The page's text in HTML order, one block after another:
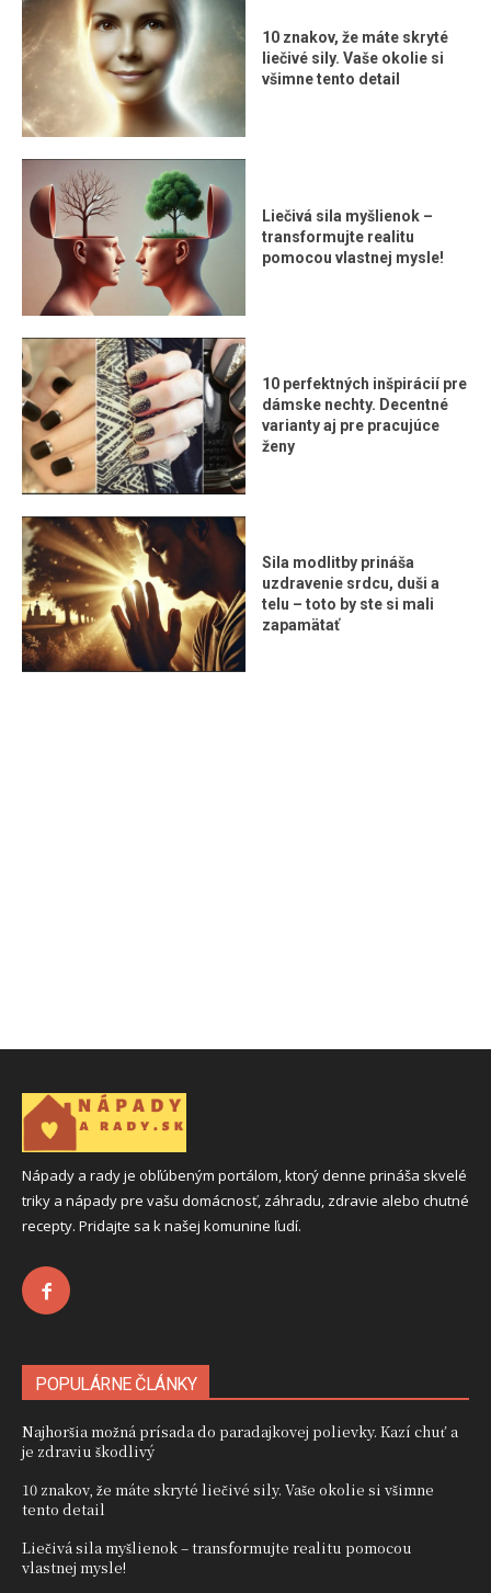
10 znakov, že máte skryté
liečivé sily. Vaše okolie si
všimne tento detail
Liečivá sila myšlienok –
transformujte realitu
pomocou vlastnej mysle!
10 perfektných inšpirácií pre
dámske nechty. Decentné
varianty aj pre pracujúce
ženy
Sila modlitby prináša
uzdravenie srdcu, duši a
telu – toto by ste si mali
zapamätať
Nápady a rady je obľúbeným portálom, ktorý denne prináša skvelé
triky a nápady pre vašu domácnosť, záhradu, zdravie alebo chutné
recepty. Pridajte sa k našej komunine ľudí.
POPULÁRNE ČLÁNKY
Najhoršia možná prísada do paradajkovej polievky. Kazí chuť a
je zdraviu škodlivý
10 znakov, že máte skryté liečivé sily. Vaše okolie si všimne
tento detail
Liečivá sila myšlienok – transformujte realitu pomocou
vlastnej mysle!